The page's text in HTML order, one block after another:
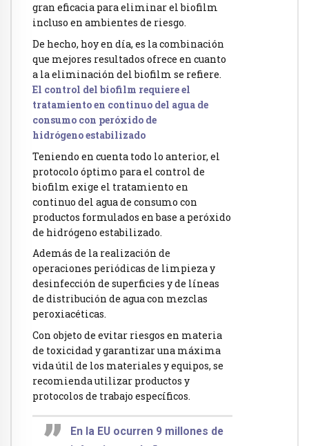
gran eficacia para eliminar el biofilm
incluso en ambientes de riesgo.
De hecho, hoy en día, es la combinación
que mejores resultados ofrece en cuanto
a la eliminación del biofilm se refiere.
El control del biofilm requiere el
tratamiento en continuo del agua de
consumo con peróxido de
hidrógeno estabilizado
Teniendo en cuenta todo lo anterior, el
protocolo óptimo para el control de
biofilm exige el tratamiento en
continuo del agua de consumo con
productos formulados en base a peróxido
de hidrógeno estabilizado.
Además de la realización de
operaciones periódicas de limpieza y
desinfección de superficies y de líneas
de distribución de agua con mezclas
peroxiacéticas.
Con objeto de evitar riesgos en materia
de toxicidad y garantizar una máxima
vida útil de los materiales y equipos, se
recomienda utilizar productos y
protocolos de trabajo específicos.
En la EU ocurren 9 millones de